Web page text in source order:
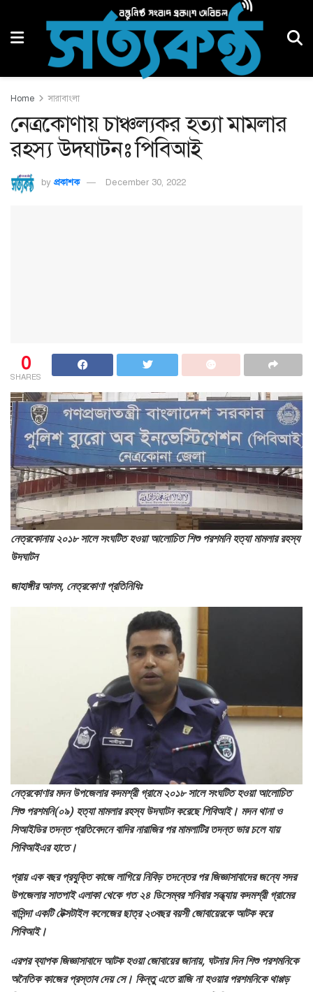
Home সারাবাংলা
নেত্রকোণায় চাঞ্চল্যকর হত্যা মামলার
রহস্য উদঘাটনঃ পিবিআই
by প্রকাশক December 30, 2022
0
SHARES
নেত্রকোনায় ২০১৮ সালে সংঘটিত হওয়া আলোচিত শিশু পরশমনি হত্যা মামলার রহস্য
উদঘাটন
জাহাঙ্গীর আলম, নেত্রকোণা প্রতিনিধিঃ
নেত্রকোণার মদন উপজেলার কদমশ্রী গ্রামে ২০১৮ সালে সংঘটিত হওয়া আলোচিত
শিশু পরশমনি(০৯) হত্যা মামলার রহস্য উদঘাটন করেছে পিবিআই। মদন থানা ও
সিআইডির তদন্ত প্রতিবেদনে বাদির নারাজির পর মামলাটির তদন্ত ভার চলে যায়
পিবিআইএর হাতে।
প্রায় এক বছর প্রযুক্তি কাজে লাগিয়ে নিবিড় তদন্তের পর জিজ্ঞাসাবাদের জন্যে সদর
উপজেলার সাতপাই এলাকা থেকে গত ২৪ ডিসেম্বর শনিবার সন্ধ্যায় কদমশ্রী গ্রামের
বাসিন্দা একটি টেক্সটাইল কলেজের ছাত্র ২৩বছর বয়সী জোবায়েরকে আটক করে
পিবিআই।
এরপর ব্যাপক জিজ্ঞাসাবাদে আটক হওয়া জোবায়ের জানায়, ঘটনার দিন শিশু পরশমনিকে
অনৈতিক কাজের প্রস্তাব দেয় সে। কিন্তু এতে রাজি না হওয়ার পরশমনিকে থাপ্পড়